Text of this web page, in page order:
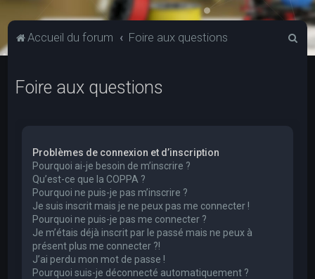
Accueil du forum Foire aux questions
Foire aux questions
Problèmes de connexion et d’inscription
Pourquoi ai-je besoin de m’inscrire ?
Qu’est-ce que la COPPA ?
Pourquoi ne puis-je pas m’inscrire ?
Je suis inscrit mais je ne peux pas me connecter !
Pourquoi ne puis-je pas me connecter ?
Je m’étais déjà inscrit par le passé mais ne peux à
présent plus me connecter ?!
J’ai perdu mon mot de passe !
Pourquoi suis-je déconnecté automatiquement ?